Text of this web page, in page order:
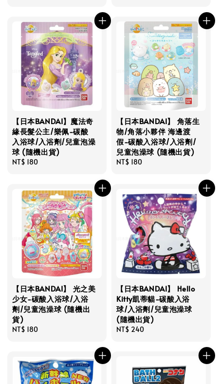
【日本BANDAI】魔法奇
緣長髮公主/樂佩-碳酸
入浴球/入浴劑/兒童泡澡
球 (隨機出貨)
Regular
NT$ 180
【日本BANDAI】 角落生
物/角落小夥伴 海邊渡
假-碳酸入浴球/入浴劑/
兒童泡澡球 (隨機出貨)
Regular
NT$ 180
【日本BANDAI】 光之美
少女-碳酸入浴球/入浴
劑/兒童泡澡球 (隨機出
貨)
Regular
NT$ 180
【日本BANDAI】 Hello
Kitty凱蒂貓-碳酸入浴
球/入浴劑/兒童泡澡球
(隨機出貨)
Regular
NT$ 240